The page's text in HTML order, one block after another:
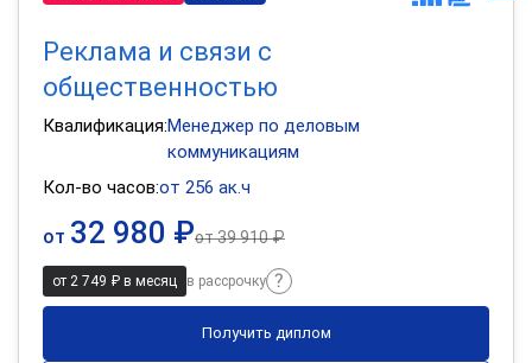
Реклама и связи с
общественностью
Квалификация:Менеджер по деловым
коммуникациям
Кол-во часов:от 256 ак.ч
от 32 980 ₽от39 910 ₽
от 2 749 ₽ в месяц в рассрочку
Получить диплом